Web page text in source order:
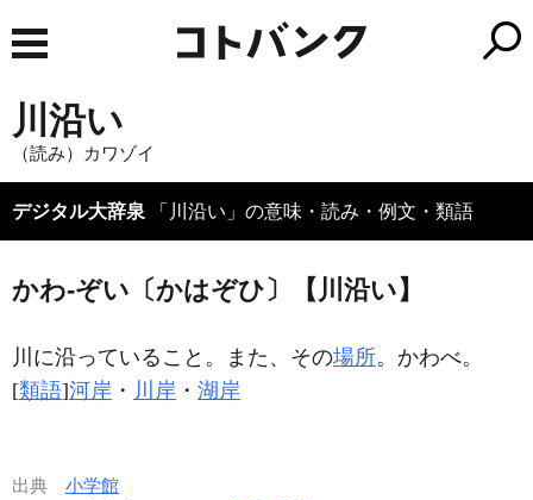
川沿い
（読み）カワゾイ
デジタル大辞泉 「川沿い」の意味・読み・例文・類語
かわ‐ぞい〔かはぞひ〕【川沿い】
川に沿っていること。また、その場所。かわべ。
[類語]河岸 ・ 川岸 ・ 湖岸
出典 小学館